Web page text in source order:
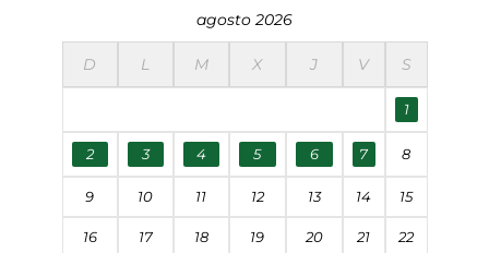
agosto 2026
D L M X J V S
1
2 3 4 5 6 7 8
9 10 11 12 13 14 15
16 17 18 19 20 21 22